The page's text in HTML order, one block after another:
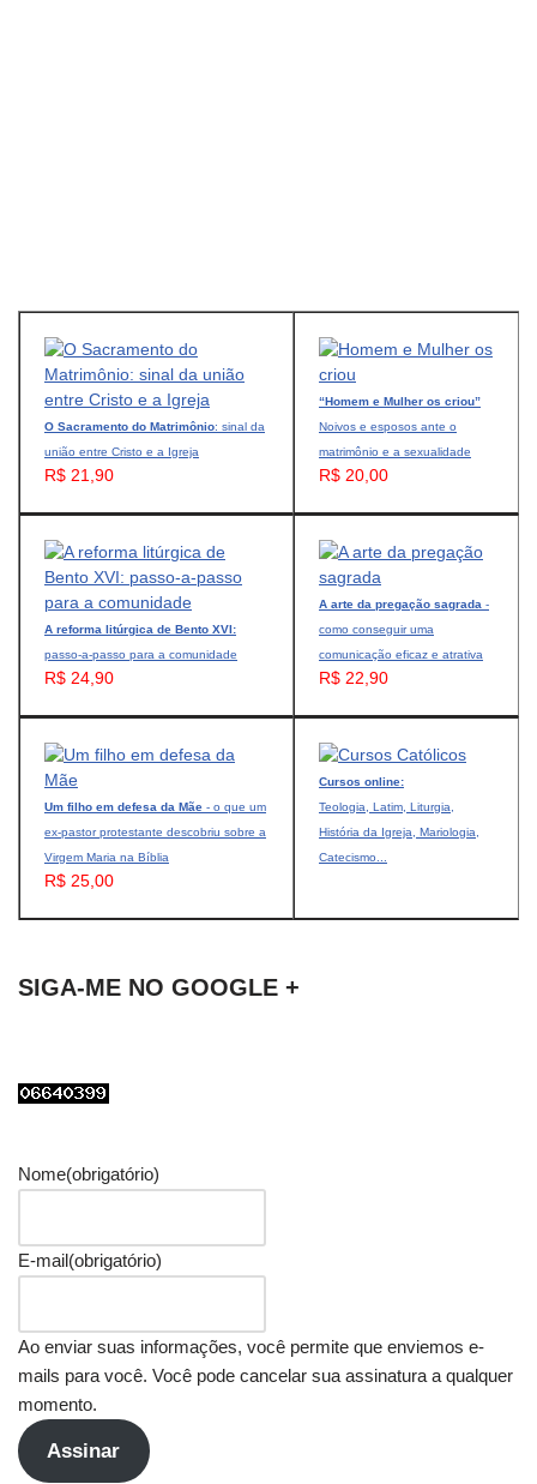
O Sacramento do Matrimônio: sinal da
união entre Cristo e a Igreja
R$ 21,90
“Homem e Mulher os criou”
Noivos e esposos ante o
matrimônio e a sexualidade
R$ 20,00
A reforma litúrgica de Bento XVI:
passo-a-passo para a comunidade
R$ 24,90
A arte da pregação sagrada -
como conseguir uma
comunicação eficaz e atrativa
R$ 22,90
Um filho em defesa da Mãe - o que um
ex-pastor protestante descobriu sobre a
Virgem Maria na Bíblia
R$ 25,00
Cursos online:
Teologia, Latim, Liturgia,
História da Igreja, Mariologia,
Catecismo...
SIGA-ME NO GOOGLE +
Nome(obrigatório)
E-mail(obrigatório)
Ao enviar suas informações, você permite que enviemos e-
mails para você. Você pode cancelar sua assinatura a qualquer
momento.
Assinar